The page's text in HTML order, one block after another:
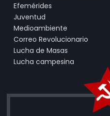
Efemérides
Juventud
Medioambiente
Correo Revolucionario
Lucha de Masas
Lucha campesina